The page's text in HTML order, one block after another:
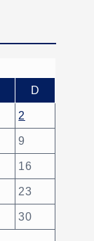
D
2
9
16
23
30